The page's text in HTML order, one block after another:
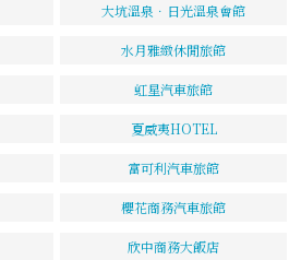
大坑溫泉．日光溫泉會館
水月雅緻休閒旅館
虹星汽車旅館
夏威夷HOTEL
富可利汽車旅館
櫻花商務汽車旅館
欣中商務大飯店